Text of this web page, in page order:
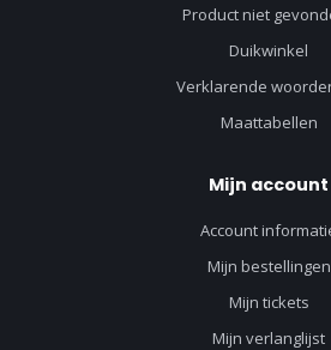
Product niet
Duikwinkel
Verklarende
Maattabellen
Mijn account
Account
Mijn bestellingen
Mijn tickets
Mijn verlanglijst